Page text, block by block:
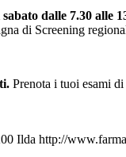
dalle 7.30 alle
di Screening
Prenota i tuoi esami
Ilda http://